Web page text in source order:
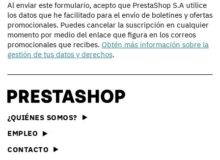
Al enviar este formulario, acepto que PrestaShop S.A utilice
los datos que he facilitado para el envío de boletines y ofertas
promocionales. Puedes cancelar la suscripción en cualquier
momento por medio del enlace que figura en los correos
promocionales que recibes. Obtén más información sobre la
gestión de tus datos y derechos.
¿QUIÉNES SOMOS?
EMPLEO
CONTACTO